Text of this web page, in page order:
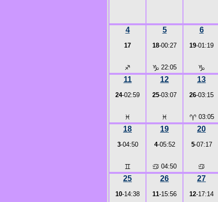
4
17
♐
5
18-00:27
♑ 22:05
6
19-01:19
♑
11
24-02:59
♓
12
25-03:07
♓
13
26-03:15
♈ 03:05
18
3-04:50
♊
19
4-05:52
♋ 04:50
20
5-07:17
♋
25
10-14:38
26
11-15:56
27
12-17:14